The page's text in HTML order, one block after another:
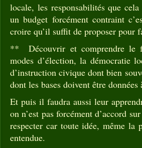
locale, les responsabilités que
un budget forcément contraint
croire qu’il suffit de proposer pour
** Découvrir et comprendre le
modes d’élection, la démocratie
d’instruction civique dont bien
dont les bases doivent être données
Et puis il faudra aussi leur
on n’est pas forcément d’accord
respecter car toute idée, même la
entendue.